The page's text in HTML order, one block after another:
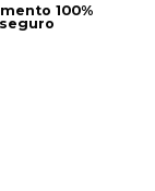
100%
seguro